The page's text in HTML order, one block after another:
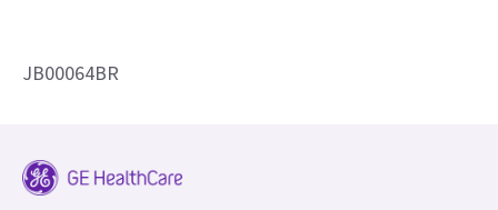
JB00064BR